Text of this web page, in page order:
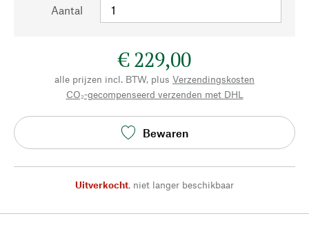
Aantal
€ 229,00
alle prijzen incl. BTW, plus Verzendingskosten
CO₂-gecompenseerd verzenden met DHL
Bewaren
Uitverkocht, niet langer beschikbaar